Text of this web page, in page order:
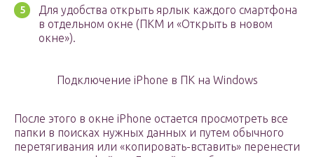
Для удобства открыть ярлык каждого смартфона
в отдельном окне (ПКМ и «Открыть в новом
окне»).
Подключение iPhone в ПК на Windows
После этого в окне iPhone остается просмотреть все
папки в поисках нужных данных и путем обычного
перетягивания или «копировать-вставить» перенести